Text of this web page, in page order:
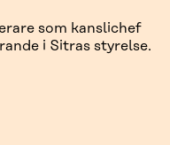
som kanslichef
i Sitras styrelse.